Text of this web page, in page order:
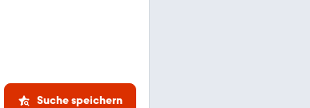
Suche speichern